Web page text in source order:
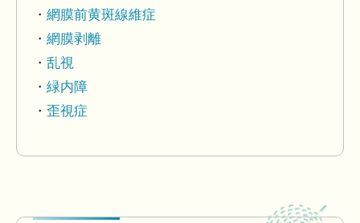
網膜前黄斑線維症
網膜剥離
乱視
緑内障
歪視症